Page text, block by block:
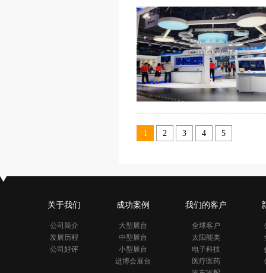
1 2 3 4 5
关于我们
公司简介
发展历程
公司好评
成功案例
大型展台
中型展台
小型展台
进博会展台
我们的客户
全球客户
太阳能类
电子科技
医疗医药